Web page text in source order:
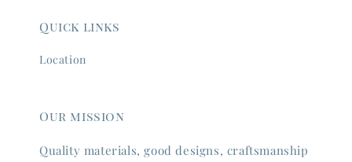
Quick links
Location
Our mission
Quality materials, good designs, craftsmanship